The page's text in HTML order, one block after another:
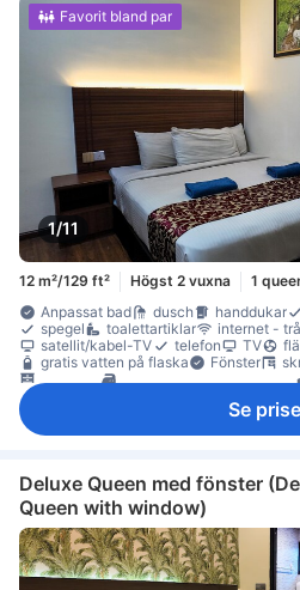
1/11
Favorit bland par
12 m²/129 ft² Högst 2 vuxna
1
Anpassat bad
dusch handdukar
spegel
toalettartiklar internet -
satellit/kabel-TV
telefon TV
gratis vatten på flaska
Fönster
Se
Deluxe Queen med fönster
Queen with window)